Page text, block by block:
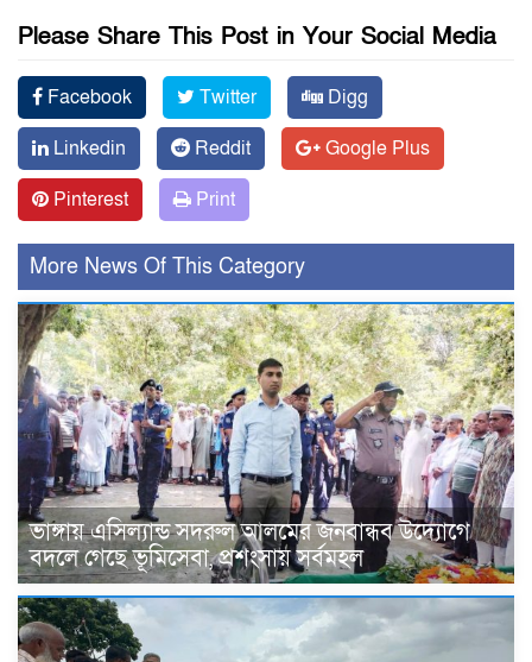
Please Share This Post in Your Social Media
Facebook Twitter
Digg
Linkedin
Reddit
Google Plus
Pinterest
Print
More News Of This Category
ভাঙ্গায় এসিল্যান্ড সদরুল আলমের জনবান্ধব উদ্যোগে
বদলে গেছে ভূমিসেবা, প্রশংসায় সর্বমহল